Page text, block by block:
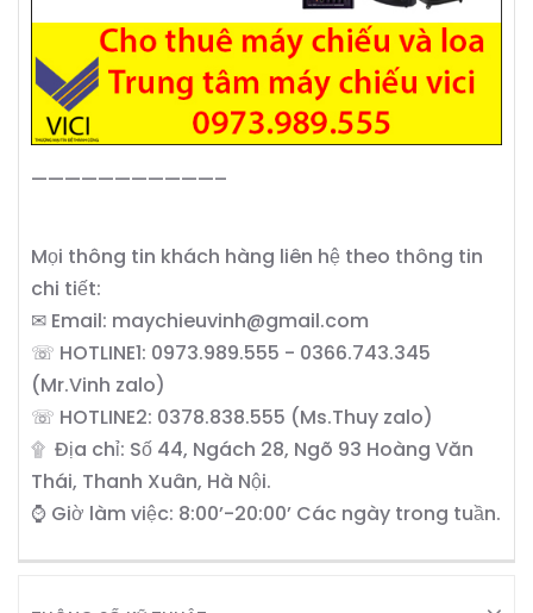
———————————–
Mọi thông tin khách hàng liên hệ theo thông tin
chi tiết:
✉ Email: maychieuvinh@gmail.com
☏ HOTLINE1: 0973.989.555 - 0366.743.345
(Mr.Vinh zalo)
☏ HOTLINE2: 0378.838.555 (Ms.Thuy zalo)
۩ Địa chỉ: Số 44, Ngách 28, Ngõ 93 Hoàng Văn
Thái, Thanh Xuân, Hà Nội.
⌚ Giờ làm việc: 8:00’-20:00’ Các ngày trong tuần.